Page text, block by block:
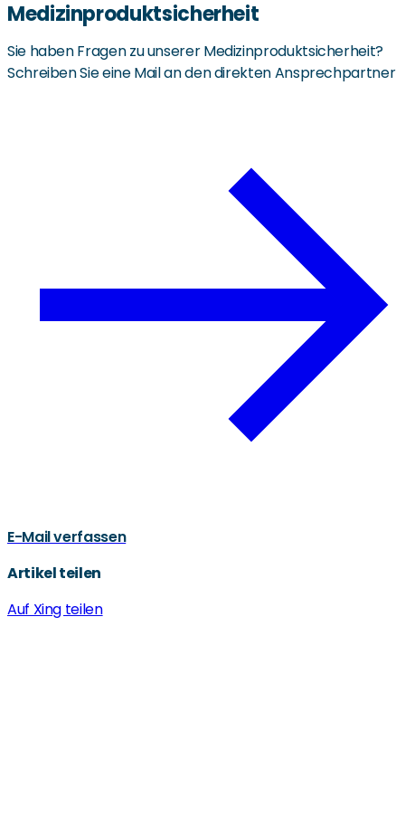
Medizinproduktsicherheit
Sie haben Fragen zu unserer Medizinproduktsicherheit?
Schreiben Sie eine Mail an den direkten Ansprechpartner
E-Mail verfassen
Artikel teilen
Auf Xing teilen